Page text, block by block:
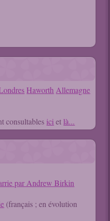
Haworth Allemagne
consultables ici etlà...
par Andrew Birkin
(français ; en évolution